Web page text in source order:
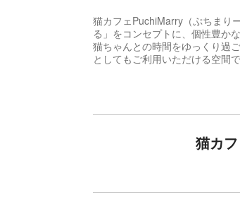
猫カフェPuchiMarry（ぷちまり
る」をコンセプトに、個性豊か
猫ちゃんとの時間をゆっくり過
としてもご利用いただける空間で
されてください。タイミングが
本プランには猫ちゃんのおやつ
※猫ちゃんの嫌がる行為はご遠
猫カ